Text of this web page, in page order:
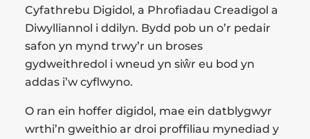
Cyfathrebu Digidol, a Phrofiadau Creadigol a
Diwylliannol i ddilyn. Bydd pob un o’r pedair
safon yn mynd trwy’r un broses
gydweithredol i wneud yn siŵr eu bod yn
addas i’w cyflwyno.
O ran ein hoffer digidol, mae ein datblygwyr
wrthi’n gweithio ar droi proffiliau mynediad y